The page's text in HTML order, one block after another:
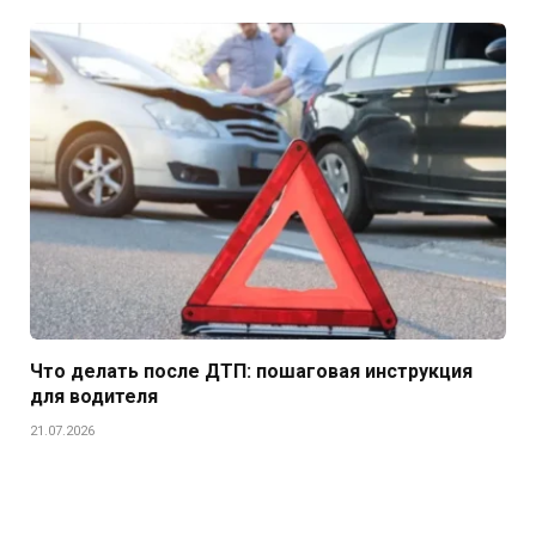
Что делать после ДТП: пошаговая инструкция
для водителя
21.07.2026